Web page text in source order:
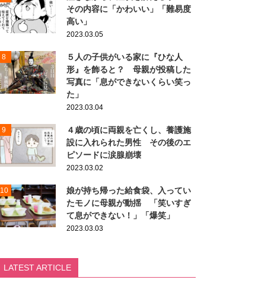
その内容に「かわいい」「難易度
高い」
2023.03.05
8
５人の子供がいる家に『ひな人
形』を飾ると？ 母親が投稿した
写真に「息ができないくらい笑っ
た」
2023.03.04
9
４歳の頃に両親を亡くし、養護施
設に入れられた男性 その後のエ
ピソードに涙腺崩壊
2023.03.02
10
娘が持ち帰った給食袋、入ってい
たモノに母親が動揺 「笑いすぎ
て息ができない！」「爆笑」
2023.03.03
LATEST ARTICLE